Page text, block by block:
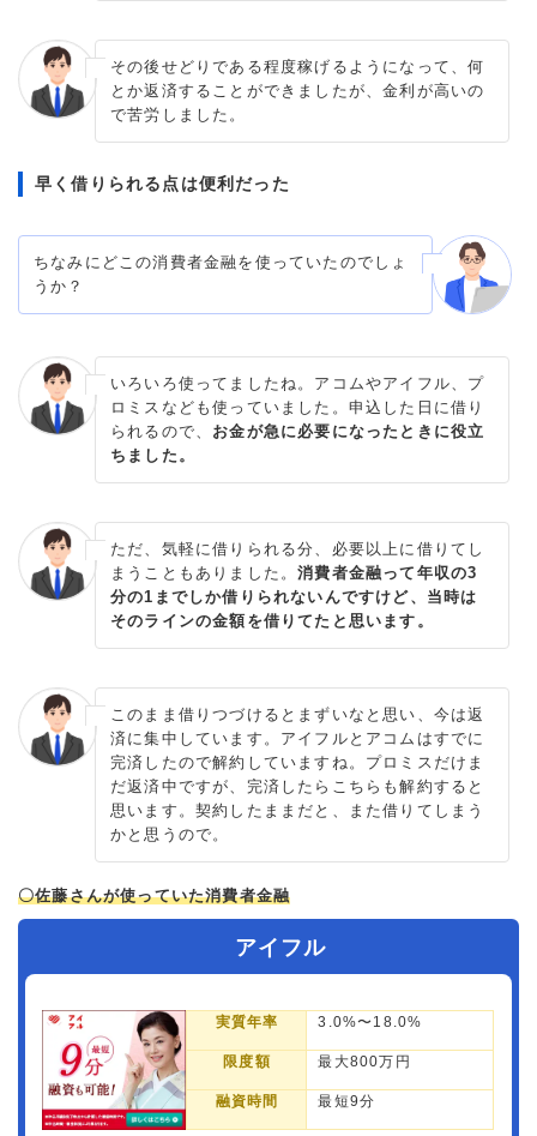
その後せどりである程度稼げるようになって、何
とか返済することができましたが、金利が高いの
で苦労しました。
早く借りられる点は便利だった
ちなみにどこの消費者金融を使っていたのでしょ
うか？
いろいろ使ってましたね。アコムやアイフル、プ
ロミスなども使っていました。申込した日に借り
られるので、 お金が急に必要になったときに役立
ちました。
ただ、気軽に借りられる分、必要以上に借りてし
まうこともありました。消費者金融って年収の3
分の1までしか借りられないんですけど、当時は
そのラインの金額を借りてたと思います。
このまま借りつづけるとまずいなと思い、今は返
済に集中しています。アイフルとアコムはすでに
完済したので解約していますね。プロミスだけま
だ返済中ですが、完済したらこちらも解約すると
思います。契約したままだと、また借りてしまう
かと思うので。
〇佐藤さんが使っていた消費者金融
アイフル
実質年率 3.0%〜18.0%
限度額 最大800万円
融資時間 最短9分